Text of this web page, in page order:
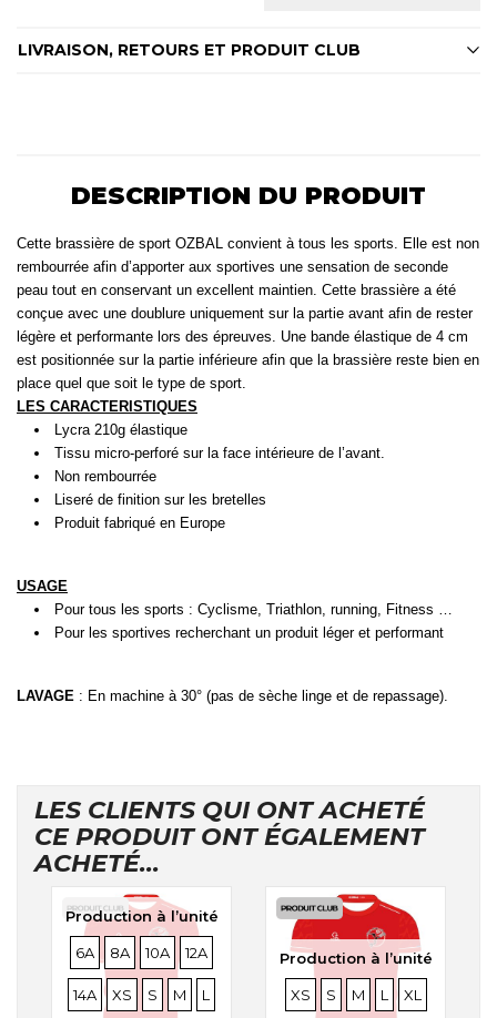
LIVRAISON, RETOURS ET PRODUIT CLUB
DESCRIPTION DU PRODUIT
Cette brassière de sport OZBAL convient à tous les sports. Elle est non
rembourrée afin d’apporter aux sportives une sensation de seconde
peau tout en conservant un excellent maintien. Cette brassière a été
conçue avec une doublure uniquement sur la partie avant afin de rester
légère et performante lors des épreuves. Une bande élastique de 4 cm
est positionnée sur la partie inférieure afin que la brassière reste bien en
place quel que soit le type de sport.
LES CARACTERISTIQUES
Lycra 210g élastique
Tissu micro-perforé sur la face intérieure de l’avant.
Non rembourrée
Liseré de finition sur les bretelles
Produit fabriqué en Europe
USAGE
Pour tous les sports : Cyclisme, Triathlon, running, Fitness …
Pour les sportives recherchant un produit léger et performant
LAVAGE : En machine à 30° (pas de sèche linge et de repassage).
LES CLIENTS QUI ONT ACHETÉ
CE PRODUIT ONT ÉGALEMENT
ACHETÉ...
Production à l’unité
TAILLES
6A
TAILLES
8A
TAILLES
10A
TAILLES
12A
TAILLES
14A
TAILLES
XS
TAILLES
S
TAILLES
M
TAILLES
L
TAILLES
Production à l’unité
TAILLES
XS
TAILLES
S
TAILLES
M
TAILLES
L
TAILLES
XL
TAILLES